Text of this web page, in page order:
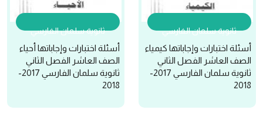
ثانوية سلمان الفارسي
أسئلة اختبارات وإجاباتها كيمياء
الصف العاشر الفصل الثاني
ثانوية سلمان الفارسي 2017-
2018
ثانوية سلمان الفارسي
أسئلة اختبارات وإجاباتها أحياء
الصف العاشر الفصل الثاني
ثانوية سلمان الفارسي 2017-
2018